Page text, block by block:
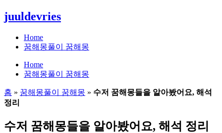
콘
텐
juuldevries
Home
꿈해몽풀이 꿈해몽
Home
꿈해몽풀이 꿈해몽
홈 » 꿈해몽풀이 꿈해몽 » 수저 꿈해몽들을 알아봤어요, 해석
정리
수저 꿈해몽들을 알아봤어요, 해석 정리